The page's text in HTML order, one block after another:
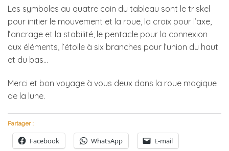
Les symboles au quatre coin du tableau sont le triskel
pour initier le mouvement et la roue, la croix pour l’axe,
l’ancrage et la stabilité, le pentacle pour la connexion
aux éléments, l’étoile à six branches pour l’union du haut
et du bas…
Merci et bon voyage à vous deux dans la roue magique
de la lune.
Partager :
Facebook WhatsApp E-mail